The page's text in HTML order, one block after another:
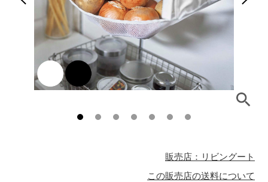
販売店：リビングート
この販売店の送料について